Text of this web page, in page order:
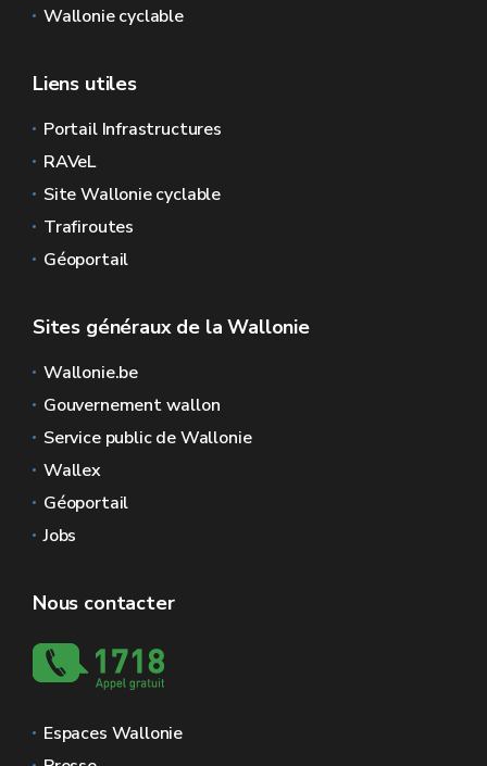
Wallonie cyclable
Liens utiles
Portail Infrastructures
RAVeL
Site Wallonie cyclable
Trafiroutes
Géoportail
Sites généraux de la Wallonie
Wallonie.be
Gouvernement wallon
Service public de Wallonie
Wallex
Géoportail
Jobs
Nous contacter
Espaces Wallonie